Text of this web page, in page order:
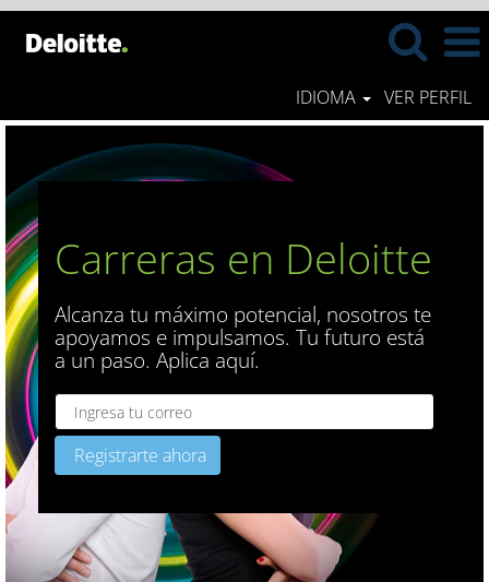
IDIOMA VER PERFIL
Carreras en Deloitte
Alcanza tu máximo potencial, nosotros te
apoyamos e impulsamos. Tu futuro está
a un paso. Aplica aquí.